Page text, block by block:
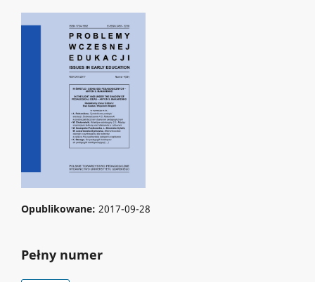
Opublikowane: 2017-09-28
Pełny numer